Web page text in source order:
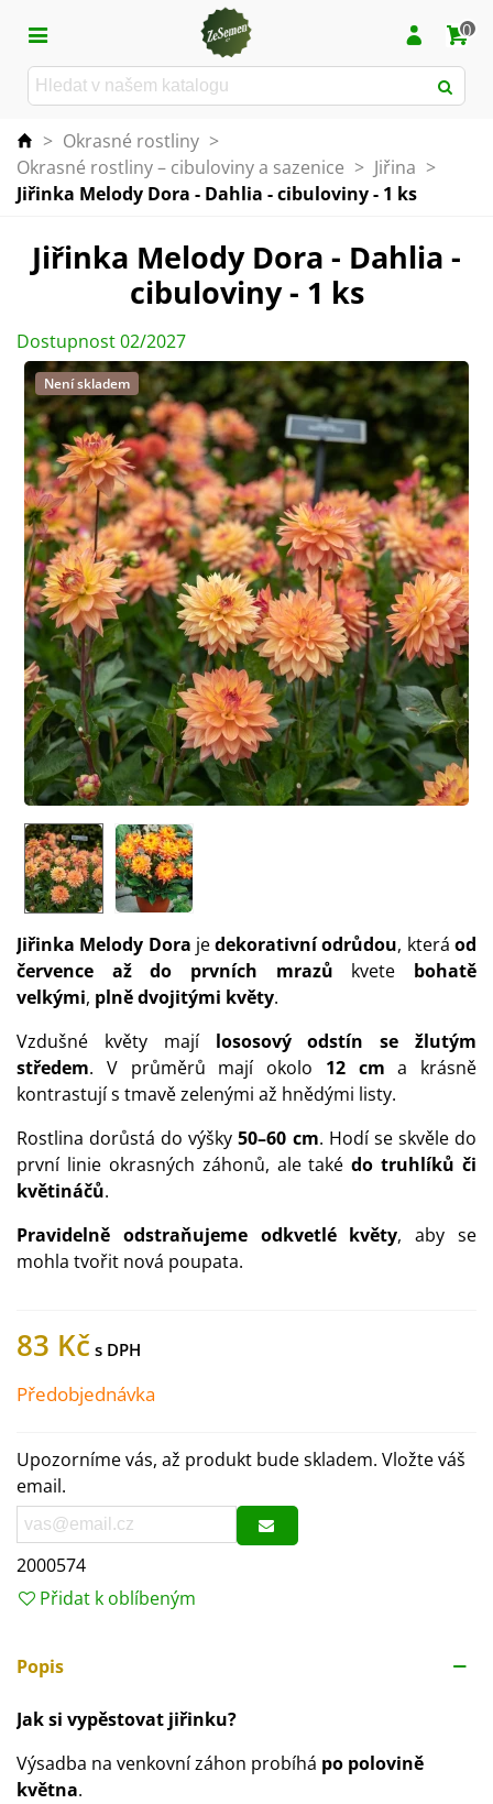
0
> Okrasné rostliny >
Okrasné rostliny – cibuloviny a sazenice > Jiřina >
Jiřinka Melody Dora - Dahlia - cibuloviny - 1 ks
Jiřinka Melody Dora - Dahlia -
cibuloviny - 1 ks
Dostupnost 02/2027
Není skladem
Jiřinka Melody Dora jedekorativní odrůdou, kteráod
července až do prvních mrazů kvete bohatě
velkými, plně dvojitými květy.
Vzdušné květy majílososový odstín se žlutým
středem. V průměrů mají okolo 12 cm a krásně
kontrastují s tmavě zelenými až hnědými listy.
Rostlina dorůstá do výšky50–60 cm. Hodí se skvěle do
první linie okrasných záhonů, ale takédo truhlíků či
květináčů.
Pravidelně odstraňujeme odkvetlé květy, aby se
mohla tvořit nová poupata.
83 Kč
Předobjednávka
Upozorníme vás, až produkt bude skladem. Vložte váš
email.
2000574
Přidat k oblíbeným
Popis
Jak si vypěstovat jiřinku?
Výsadba na venkovní záhon probíhá po polovině
května.